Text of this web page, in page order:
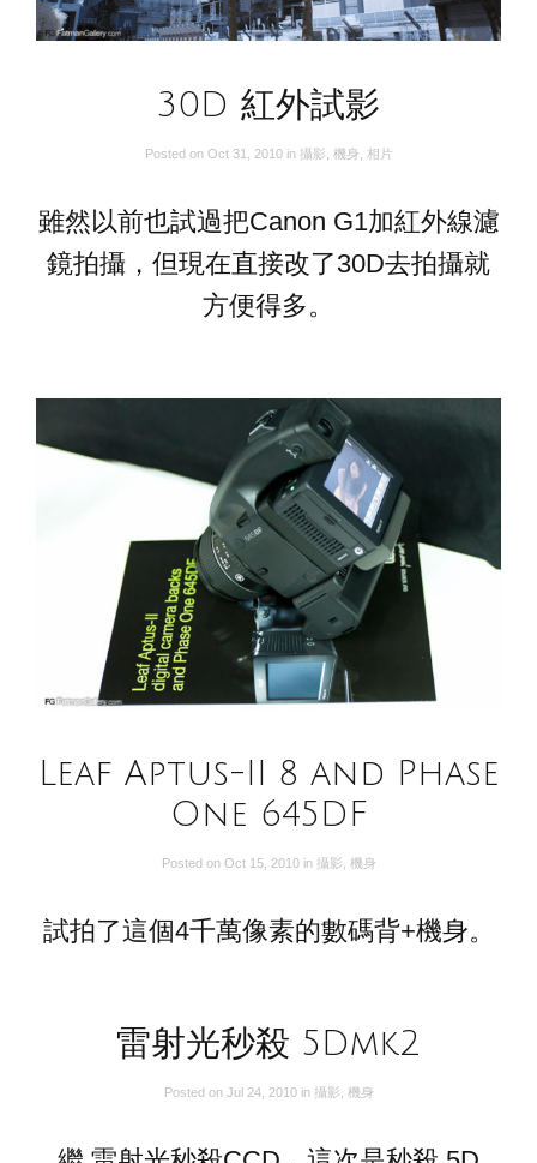
30D 紅外試影
Posted on Oct 31, 2010 in 攝影, 機身, 相片
雖然以前也試過把Canon G1加紅外線濾
鏡拍攝，但現在直接改了30D去拍攝就
方便得多。
Leaf Aptus-II 8 and Phase
One 645DF
Posted on Oct 15, 2010 in 攝影 機身
試拍了這個4千萬像素的數碼背+機身。
雷射光秒殺 5Dmk2
Posted on Jul 24, 2010 in 攝影 機身